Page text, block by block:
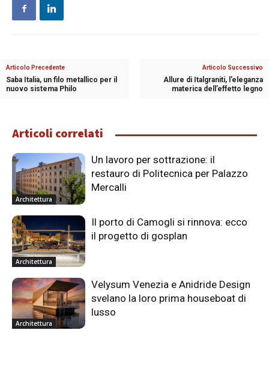
Articolo Precedente
Saba Italia, un filo metallico per il
nuovo sistema Philo
Articolo Successivo
Allure di Italgraniti, l’eleganza
materica dell’effetto legno
Articoli correlati
Architettura
Un lavoro per sottrazione: il
restauro di Politecnica per Palazzo
Mercalli
Architettura
Il porto di Camogli si rinnova: ecco
il progetto di gosplan
Architettura
Velysum Venezia e Anidride Design
svelano la loro prima houseboat di
lusso